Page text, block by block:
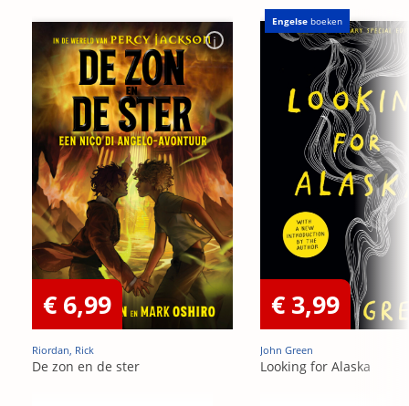
€ 6,99
Riordan, Rick
De zon en de ster
Engelse boeken
€ 3,99
John Green
Looking for Alaska